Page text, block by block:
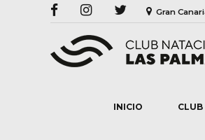
Gran
INICIO CLUB